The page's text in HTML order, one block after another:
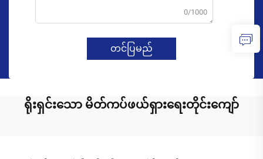
0/1000
တင်ပြမည်
ရိုးရှင်းသော မိတ်ကပ်ဖယ်ရှားရေးတိုင်းကျော်